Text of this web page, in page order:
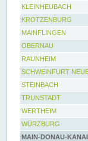
KLEINHEUBACH
KROTZENBURG
MAINFLINGEN
OBERNAU
RAUNHEIM
SCHWEINFURT
STEINBACH
TRUNSTADT
WERTHEIM
WÜRZBURG
MAIN-DONAU-